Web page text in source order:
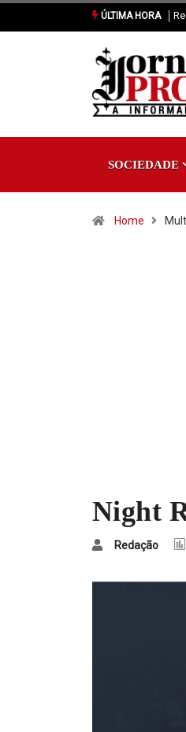
ÚLTIMA HORA
em flagrante por tráfico de
SOCIEDADE
Home
Night
Redação